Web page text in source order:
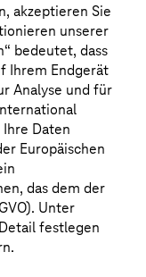
Bild ist KI-generiert
akzeptieren Sie
unserer
bedeutet, dass
Ihrem Endgerät
Analyse und für
Daten
Europäischen
das dem der
Unter
festlegen